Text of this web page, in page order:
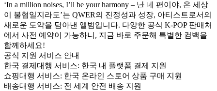
‘In a million noises, I’ll be your harmony – 난 네 편이야, 온 세상
이 불협일지라도’는 QWER의 진정성과 성장, 아티스트로서의
새로운 도약을 담아낸 앨범입니다. 다양한 공식 K-POP 판매처
에서 사전 예약이 가능하니, 지금 바로 주문해 특별한 컴백을
함께하세요!
공식 지원 서비스 안내
한국 결제대행 서비스: 한국 내 플랫폼 결제 지원
쇼핑대행 서비스: 한국 온라인 스토어 상품 구매 지원
배송대행 서비스: 전 세계 안전 배송 지원